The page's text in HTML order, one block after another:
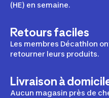
(HE) en semaine.
Retours faciles
Les membres Décathlon
retourner leurs produits.
Livraison à
Aucun magasin près de